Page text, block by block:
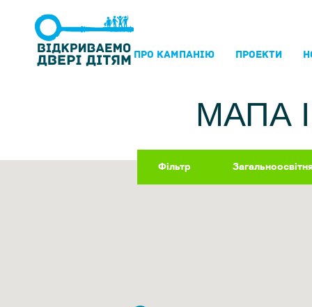
ПРО КАМПАНIЮ ПРОЕКТИ
МАПА
Фільтр